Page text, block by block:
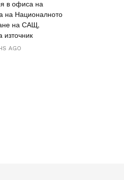
в офиса на
на Националното
на САЩ,
AGO